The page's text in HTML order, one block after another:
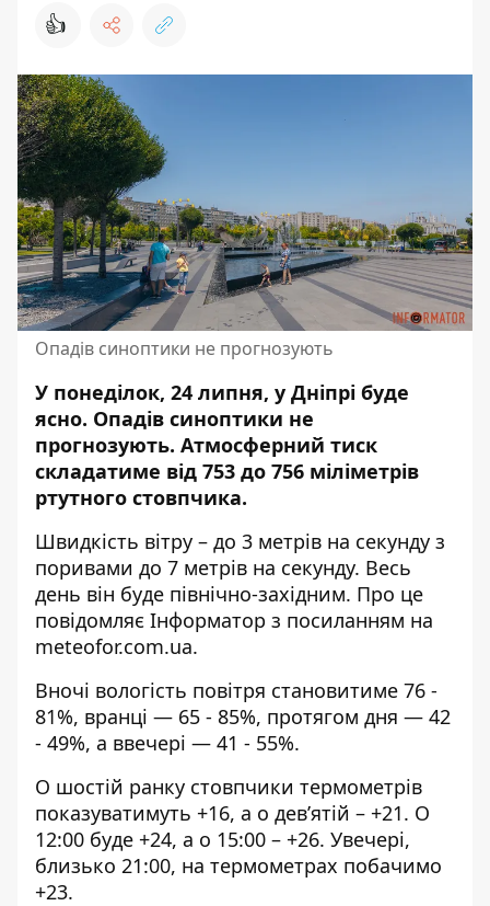
👍
Опадів синоптики не прогнозують
У понеділок, 24 липня, у Дніпрі буде
ясно. Опадів синоптики не
прогнозують. Атмосферний тиск
складатиме від 753 до 756 міліметрів
ртутного стовпчика.
Швидкість вітру – до 3 метрів на секунду з
поривами до 7 метрів на секунду. Весь
день він буде північно-західним. Про це
повідомляє Інформатор з посиланням на
meteofor.com.ua.
Вночі вологість повітря становитиме 76 -
81%, вранці — 65 - 85%, протягом дня — 42
- 49%, а ввечері — 41 - 55%.
О шостій ранку стовпчики термометрів
показуватимуть +16, а о дев’ятій – +21. О
12:00 буде +24, а о 15:00 – +26. Увечері,
близько 21:00, на термометрах побачимо
+23.